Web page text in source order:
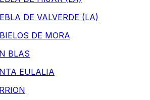
DE VALVERDE (LA)
DE MORA
BLAS
EULALIA